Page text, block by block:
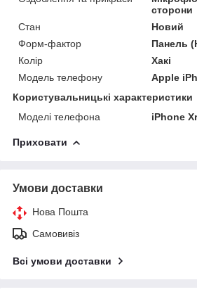
сторони
Стан
Новий
Форм-фактор
Панель
Колір
Хакі
Модель телефону
Apple
Користувальницькі характеристики
Моделі телефона
iPhone
Приховати
Умови доставки
Нова Пошта
Самовивіз
Всі умови доставки